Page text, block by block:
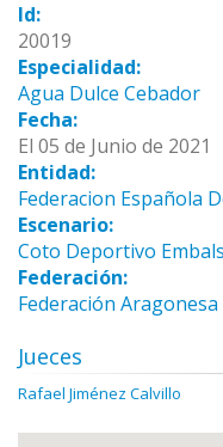
Id:
20019
Especialidad:
Agua Dulce Cebador
Fecha:
El 05 de Junio de 2021
Entidad:
Federacion Española
Escenario:
Coto Deportivo
Federación:
Federación
Jueces
Rafael Jiménez Calvillo